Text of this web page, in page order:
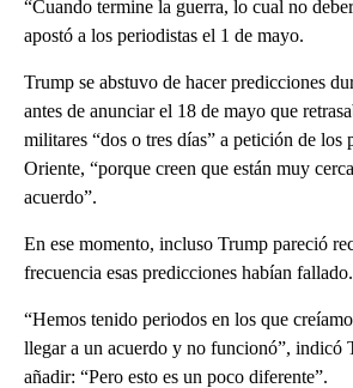
“Cuando termine la guerra, lo cual no
apostó a los periodistas el 1 de mayo.
Trump se abstuvo de hacer predicciones
antes de anunciar el 18 de mayo que
militares “dos o tres días” a petición de los
Oriente, “porque creen que están muy
acuerdo”.
En ese momento, incluso Trump pareció
frecuencia esas predicciones habían fallado.
“Hemos tenido periodos en los que
llegar a un acuerdo y no funcionó”, indicó
añadir: “Pero esto es un poco diferente”.